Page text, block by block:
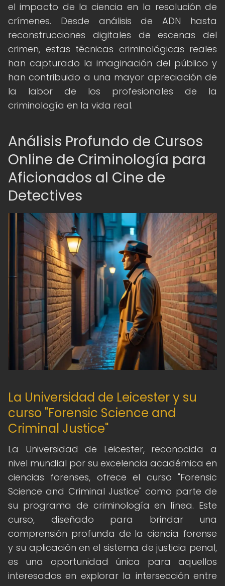
el impacto de la ciencia en la resolución de
crímenes. Desde análisis de ADN hasta
reconstrucciones digitales de escenas del
crimen, estas técnicas criminológicas reales
han capturado la imaginación del público y
han contribuido a una mayor apreciación de
la labor de los profesionales de la
criminología en la vida real.
Análisis Profundo de Cursos
Online de Criminología para
Aficionados al Cine de
Detectives
La Universidad de Leicester y su
curso "Forensic Science and
Criminal Justice"
La Universidad de Leicester, reconocida a
nivel mundial por su excelencia académica en
ciencias forenses, ofrece el curso "Forensic
Science and Criminal Justice" como parte de
su programa de criminología en línea. Este
curso, diseñado para brindar una
comprensión profunda de la ciencia forense
y su aplicación en el sistema de justicia penal,
es una oportunidad única para aquellos
interesados en explorar la intersección entre